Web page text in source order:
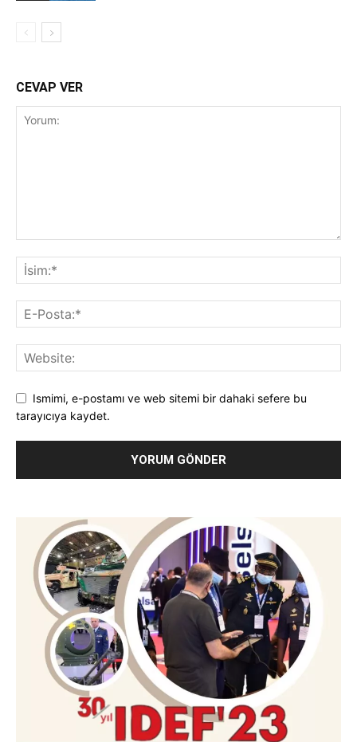
CEVAP VER
Ismimi, e-postamı ve web sitemi bir dahaki sefere bu
tarayıcıya kaydet.